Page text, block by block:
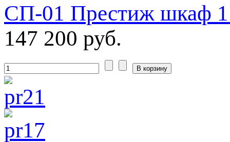
СП-01 Престиж шкаф
147 200 руб.